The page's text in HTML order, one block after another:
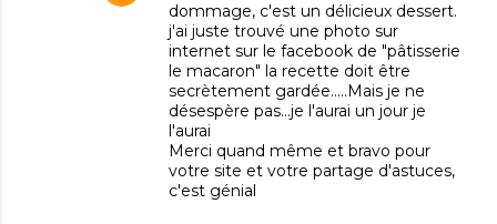
dommage, c'est un délicieux dessert.
j'ai juste trouvé une photo sur
internet sur le facebook de "pâtisserie
le macaron" la recette doit être
secrètement gardée.....Mais je ne
désespère pas...je l'aurai un jour je
l'aurai
Merci quand même et bravo pour
votre site et votre partage d'astuces,
c'est génial